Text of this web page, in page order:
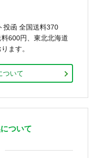
投函 全国送料370
600円、東北北海道
ます。
ついて
ついて